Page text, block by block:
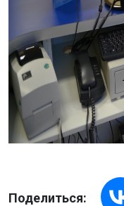
Поделиться: